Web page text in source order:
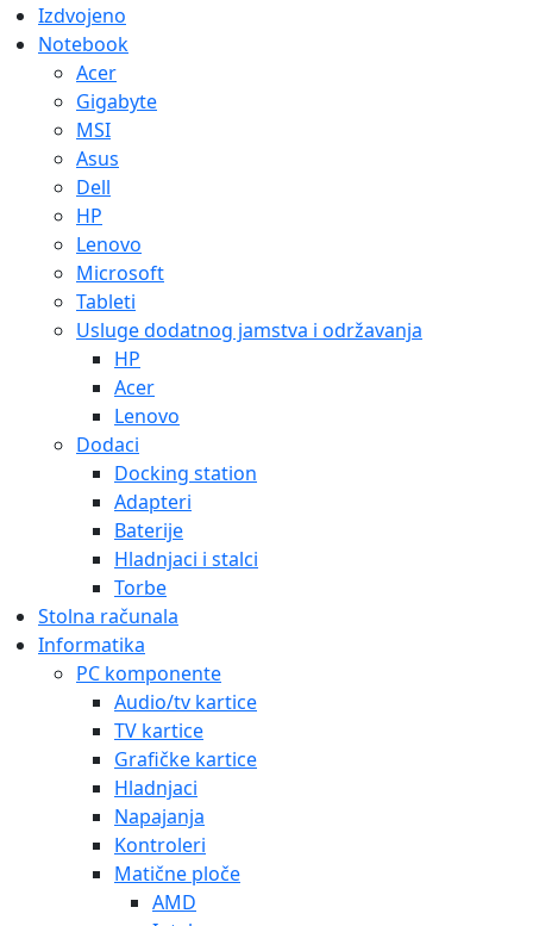
Izdvojeno
Notebook
Acer
Gigabyte
MSI
Asus
Dell
HP
Lenovo
Microsoft
Tableti
Usluge dodatnog jamstva i održavanja
HP
Acer
Lenovo
Dodaci
Docking station
Adapteri
Baterije
Hladnjaci i stalci
Torbe
Stolna računala
Informatika
PC komponente
Audio/tv kartice
TV kartice
Grafičke kartice
Hladnjaci
Napajanja
Kontroleri
Matične ploče
AMD